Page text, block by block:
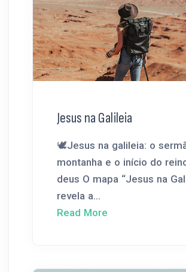
Jesus na Galileia
🕊️Jesus na galileia: o
montanha e o início do
deus O mapa “Jesus na
revela a...
Read More